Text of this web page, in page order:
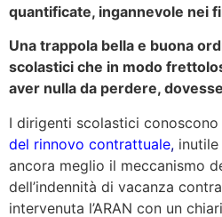
quantificate, ingannevole nei
Una trappola bella e buona
scolastici che in modo
aver nulla da perdere,
I dirigenti scolastici conoscono
del rinnovo contrattuale,
ancora meglio il meccanismo
dell’indennità di vacanza
intervenuta l’ARAN con un